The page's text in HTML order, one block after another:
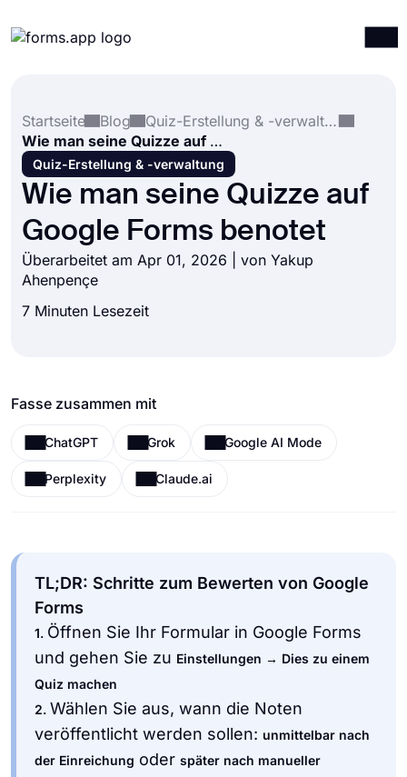
Integrationen
Vorlagen
Ressourcen
Preise
Startseite
Blog
Quiz-Erstellung & -verwaltung
Wie man seine Quizze auf Google Forms benotet
Quiz-Erstellung & -verwaltung
Wie man seine Quizze auf
Google Forms benotet
Überarbeitet am Apr 01, 2026 | von Yakup
Ahenpençe
7 Minuten Lesezeit
Fasse zusammen mit
ChatGPT Grok Google AI Mode
Perplexity Claude.ai
TL;DR: Schritte zum Bewerten von Google
Forms
1. Öffnen Sie Ihr Formular in Google Forms
und gehen Sie zu Einstellungen → Dies zu einem
Quiz machen
2. Wählen Sie aus, wann die Noten
veröffentlicht werden sollen: unmittelbar nach
der Einreichung oder später nach manueller